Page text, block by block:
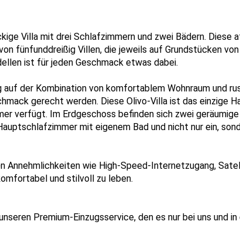
Villa mit drei Schlafzimmern und zwei Bädern. Diese
fünfunddreißig Villen, die jeweils auf Grundstücken
ist für jeden Geschmack etwas dabei.
der Kombination von komfortablem Wohnraum und
gerecht werden. Diese Olivo-Villa ist das einzige
verfügt. Im Erdgeschoss befinden sich zwei
mit eigenem Bad und nicht nur ein,
wie High-Speed-Internetzugang,
und stilvoll zu leben.
Premium-Einzugsservice, den es nur bei uns und in